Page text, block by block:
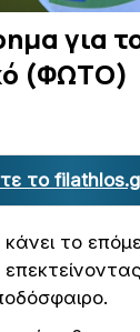
για
(ΦΩΤΟ)
το
το